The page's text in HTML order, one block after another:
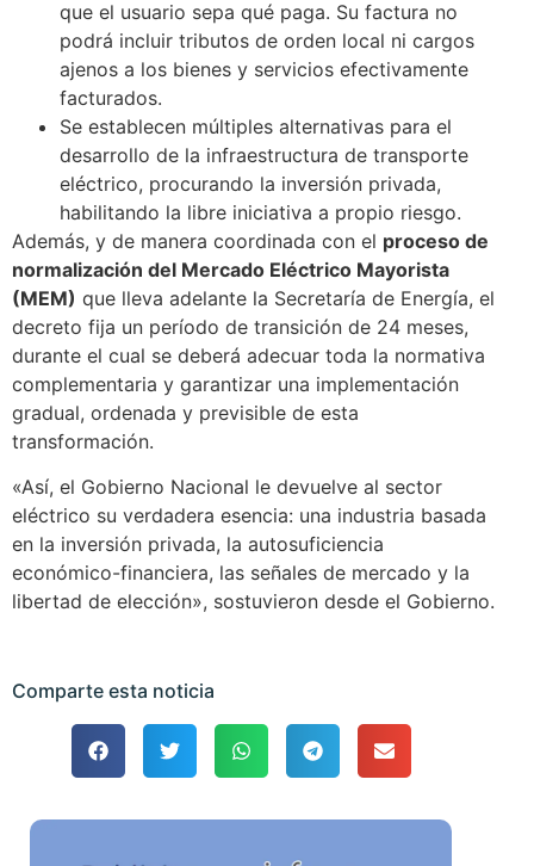
que el usuario sepa qué paga. Su factura no
podrá incluir tributos de orden local ni cargos
ajenos a los bienes y servicios efectivamente
facturados.
Se establecen múltiples alternativas para el
desarrollo de la infraestructura de transporte
eléctrico, procurando la inversión privada,
habilitando la libre iniciativa a propio riesgo.
Además, y de manera coordinada con el proceso de
normalización del Mercado Eléctrico Mayorista
(MEM) que lleva adelante la Secretaría de Energía, el
decreto fija un período de transición de 24 meses,
durante el cual se deberá adecuar toda la normativa
complementaria y garantizar una implementación
gradual, ordenada y previsible de esta
transformación.
«Así, el Gobierno Nacional le devuelve al sector
eléctrico su verdadera esencia: una industria basada
en la inversión privada, la autosuficiencia
económico-financiera, las señales de mercado y la
libertad de elección», sostuvieron desde el Gobierno.
Comparte esta noticia